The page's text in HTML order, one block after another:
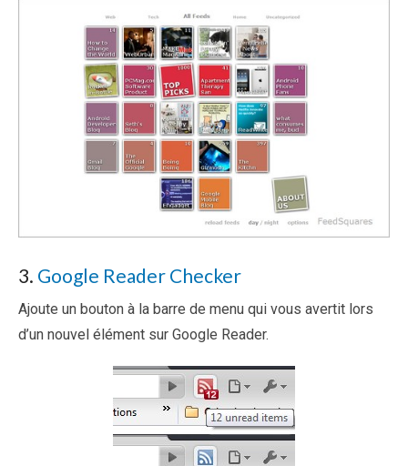
3. Google Reader Checker
Ajoute un bouton à la barre de menu qui vous avertit lors
d’un nouvel élément sur Google Reader.